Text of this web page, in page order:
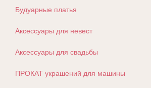
Будуарные платья
Аксессуары для невест
Аксессуары для свадьбы
ПРОКАТ украшений для машины